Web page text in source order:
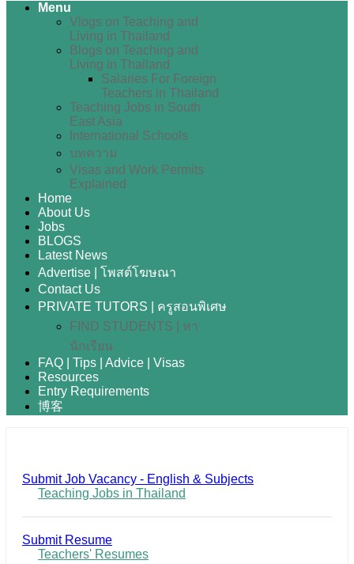
Menu
Vlogs on Teaching and
Living in Thailand
Blogs on Teaching and
Living in Thailand
Salaries For Foreign
Teachers in Thailand
Teaching Jobs in South
East Asia
International Schools
บทความ
Visas and Work Permits
Explained
Home
About Us
Jobs
BLOGS
Latest News
Advertise | โพสต์โฆษณา
Contact Us
PRIVATE TUTORS | ครูสอนพิเศษ
FIND STUDENTS | หา
นักเรียน
FAQ | Tips | Advice | Visas
Resources
Entry Requirements
博客
Submit Job Vacancy - English & Subjects
Teaching Jobs in Thailand
Submit Resume
Teachers' Resumes